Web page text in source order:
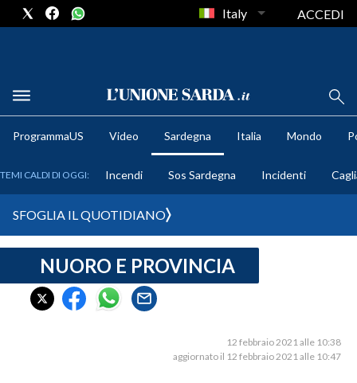
METEO
CRONACA SARDEGNA
CAGLIARI
Italy ACCEDI
ProgrammaUS Video Sardegna Italia Mondo
TEMI CALDI DI OGGI: Incendi Sos Sardegna Incidenti
SFOGLIA IL QUOTIDIANO
NUORO E PROVINCIA
12 febbraio 2021 alle 10:38
aggiornato il 12 febbraio 2021 alle 10:47